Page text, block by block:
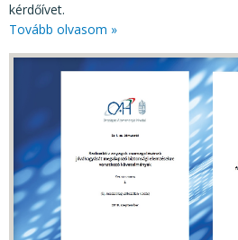
kérdőívet.
Tovább olvasom »